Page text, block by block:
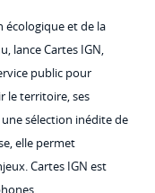
écologique et de la
lance Cartes IGN,
public pour
le territoire, ses
sélection inédite de
elle permet
Cartes IGN est